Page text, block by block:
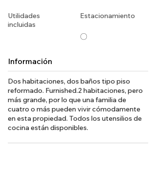
Utilidades
incluidas
Estacionamiento
〇
Información
Dos habitaciones, dos baños tipo piso
reformado. Furnished.2 habitaciones, pero
más grande, por lo que una familia de
cuatro o más pueden vivir cómodamente
en esta propiedad. Todos los utensilios de
cocina están disponibles.